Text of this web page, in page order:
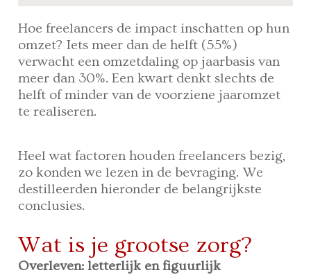
Hoe freelancers de impact inschatten op hun
omzet? Iets meer dan de helft (55%)
verwacht een omzetdaling op jaarbasis van
meer dan 30%. Een kwart denkt slechts de
helft of minder van de voorziene jaaromzet
te realiseren.
Heel wat factoren houden freelancers bezig,
zo konden we lezen in de bevraging. We
destilleerden hieronder de belangrijkste
conclusies.
Wat is je grootse zorg?
Overleven: letterlijk en figuurlijk